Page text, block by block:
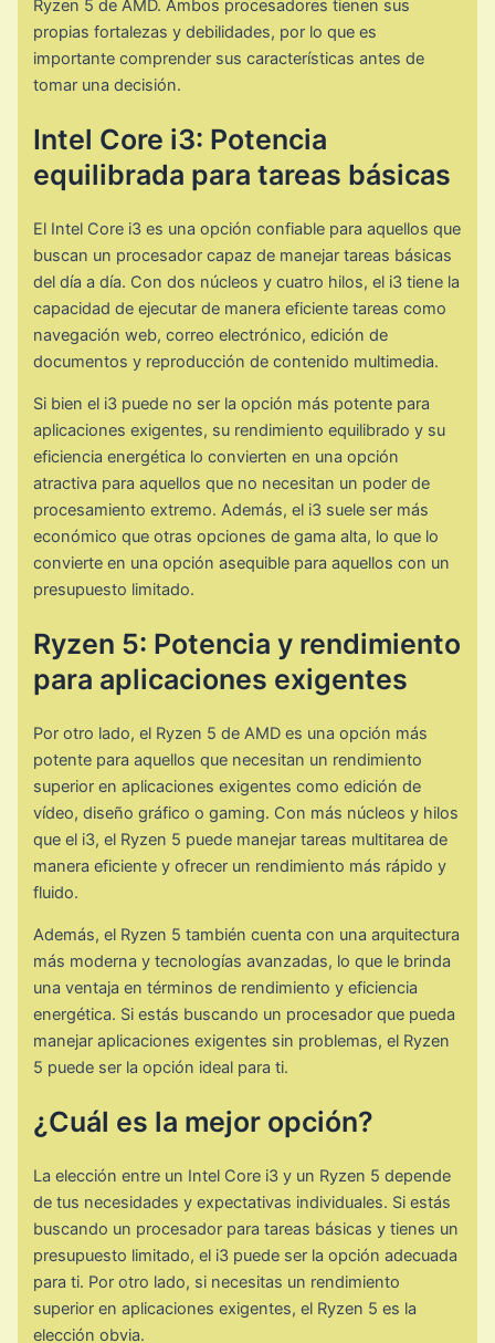
Ryzen 5 de AMD. Ambos procesadores tienen sus
propias fortalezas y debilidades, por lo que es
importante comprender sus características antes de
tomar una decisión.
Intel Core i3: Potencia
equilibrada para tareas básicas
El Intel Core i3 es una opción confiable para aquellos que
buscan un procesador capaz de manejar tareas básicas
del día a día. Con dos núcleos y cuatro hilos, el i3 tiene la
capacidad de ejecutar de manera eficiente tareas como
navegación web, correo electrónico, edición de
documentos y reproducción de contenido multimedia.
Si bien el i3 puede no ser la opción más potente para
aplicaciones exigentes, su rendimiento equilibrado y su
eficiencia energética lo convierten en una opción
atractiva para aquellos que no necesitan un poder de
procesamiento extremo. Además, el i3 suele ser más
económico que otras opciones de gama alta, lo que lo
convierte en una opción asequible para aquellos con un
presupuesto limitado.
Ryzen 5: Potencia y rendimiento
para aplicaciones exigentes
Por otro lado, el Ryzen 5 de AMD es una opción más
potente para aquellos que necesitan un rendimiento
superior en aplicaciones exigentes como edición de
vídeo, diseño gráfico o gaming. Con más núcleos y hilos
que el i3, el Ryzen 5 puede manejar tareas multitarea de
manera eficiente y ofrecer un rendimiento más rápido y
fluido.
Además, el Ryzen 5 también cuenta con una arquitectura
más moderna y tecnologías avanzadas, lo que le brinda
una ventaja en términos de rendimiento y eficiencia
energética. Si estás buscando un procesador que pueda
manejar aplicaciones exigentes sin problemas, el Ryzen
5 puede ser la opción ideal para ti.
¿Cuál es la mejor opción?
La elección entre un Intel Core i3 y un Ryzen 5 depende
de tus necesidades y expectativas individuales. Si estás
buscando un procesador para tareas básicas y tienes un
presupuesto limitado, el i3 puede ser la opción adecuada
para ti. Por otro lado, si necesitas un rendimiento
superior en aplicaciones exigentes, el Ryzen 5 es la
elección obvia.